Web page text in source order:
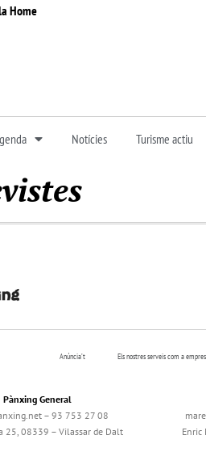
Home
Notícies Turisme actiu
Anúncia’t Els nostres serveis com a
Pànxing General
– 93 753 27 08
25, 08339 – Vilassar de Dalt
Enric